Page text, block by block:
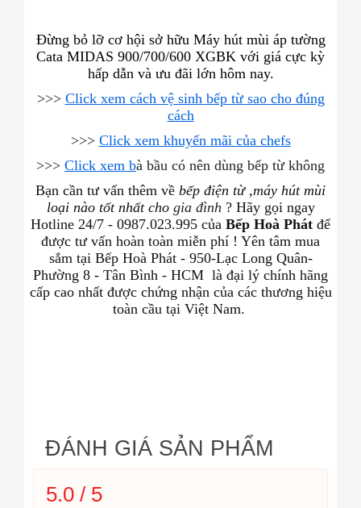
Đừng bỏ lỡ cơ hội sở hữu Máy hút mùi áp tường
Cata MIDAS 900/700/600 XGBK với giá cực kỳ
hấp dẫn và ưu đãi lớn hôm nay.
>>> Click xem cách vệ sinh bếp từ sao cho đúng
cách
>>> Click xem khuyến mãi của chefs
>>> Click xem bà bầu có nên dùng bếp từ không
Bạn cần tư vấn thêm về bếp điện từ ,máy hút mùi
loại nào tốt nhất cho gia đình ? Hãy gọi ngay
Hotline 24/7 - 0987.023.995 của Bếp Hoà Phát để
được tư vấn hoàn toàn miễn phí ! Yên tâm mua
sắm tại Bếp Hoà Phát - 950-Lạc Long Quân-
Phường 8 - Tân Bình - HCM là đại lý chính hãng
cấp cao nhất được chứng nhận của các thương hiệu
toàn cầu tại Việt Nam.
ĐÁNH GIÁ SẢN PHẨM
5.0 / 5